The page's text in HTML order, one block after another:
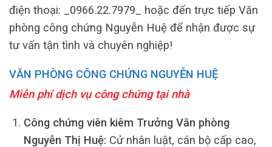
điện thoại: _0966.22.7979_ hoặc đến trực tiếp Văn
phòng công chứng Nguyễn Huệ để nhận được sự
tư vấn tận tình và chuyên nghiệp!
VĂN PHÒNG CÔNG CHỨNG NGUYỄN HUỆ
Miễn phí dịch vụ công chứng tại nhà
Công chứng viên kiêm Trưởng Văn phòng
Nguyễn Thị Huệ: Cử nhân luật, cán bộ cấp cao,